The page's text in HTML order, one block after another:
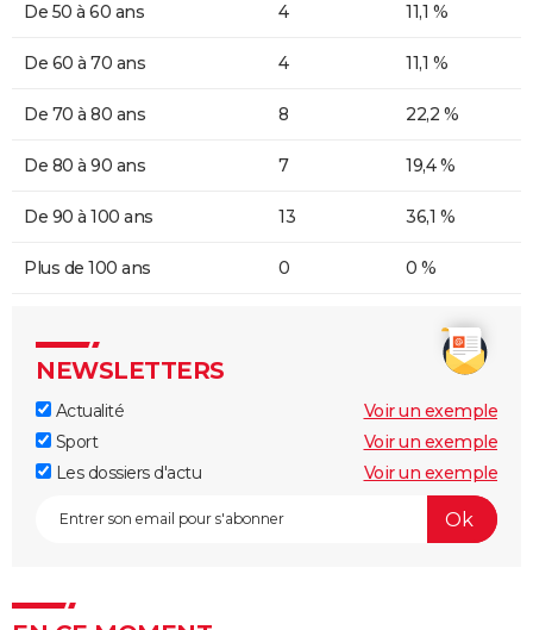
De 50 à 60 ans 4 11,1 %
De 60 à 70 ans 4 11,1 %
De 70 à 80 ans 8 22,2 %
De 80 à 90 ans 7 19,4 %
De 90 à 100 ans 13 36,1 %
Plus de 100 ans 0 0 %
NEWSLETTERS
Actualité
Voir un exemple
Sport
Voir un exemple
Les dossiers d'actu
Voir un exemple